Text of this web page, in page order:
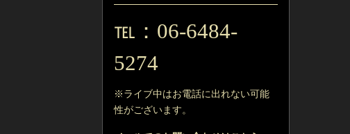
℡： 06-6484-
5274
※ライブ中はお電話に出れない可能
性がございます。